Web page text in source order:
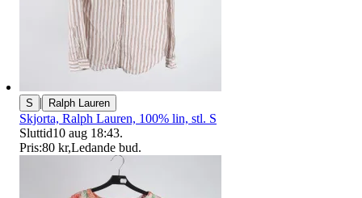
S | Ralph Lauren
Skjorta, Ralph Lauren, 100% lin, stl. S
Sluttid10 aug 18:43.
Pris:80 kr,Ledande bud.